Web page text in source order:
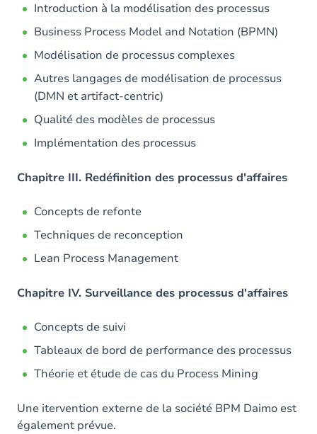
Introduction à la modélisation des processus
Business Process Model and Notation (BPMN)
Modélisation de processus complexes
Autres langages de modélisation de processus
(DMN et artifact-centric)
Qualité des modèles de processus
Implémentation des processus
Chapitre III. Redéfinition des processus d'affaires
Concepts de refonte
Techniques de reconception
Lean Process Management
Chapitre IV. Surveillance des processus d'affaires
Concepts de suivi
Tableaux de bord de performance des processus
Théorie et étude de cas du Process Mining
Une itervention externe de la société BPM Daimo est
également prévue.